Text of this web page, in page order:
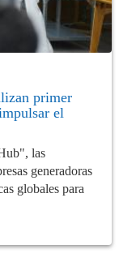
primer
el
las
generadoras
globales para